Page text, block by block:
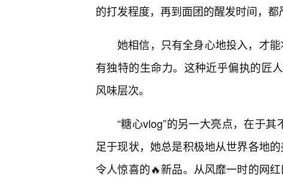
的打发程度，再到面团的醒发时间，都
她相信，只有全身心地投入，才
有独特的生命力。这种近乎偏执的匠
风味层次。
“糖心vlog”的另一大亮点，在于
足于现状，她总是积极地从世界各地
令人惊喜的🔥新品。从风靡一时的网